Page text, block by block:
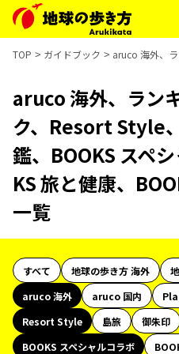
TOP ガイドブック aruco 海外、
aruco 海外、ラン
ク、Resort Style
鑑、BOOKS スペ
KS 旅と健康、
一覧
すべて 地球の歩き方 海外
aruco 海外
aruco 国内
Resort Style
島旅 御朱印
BOOKS スペシャルコラボ